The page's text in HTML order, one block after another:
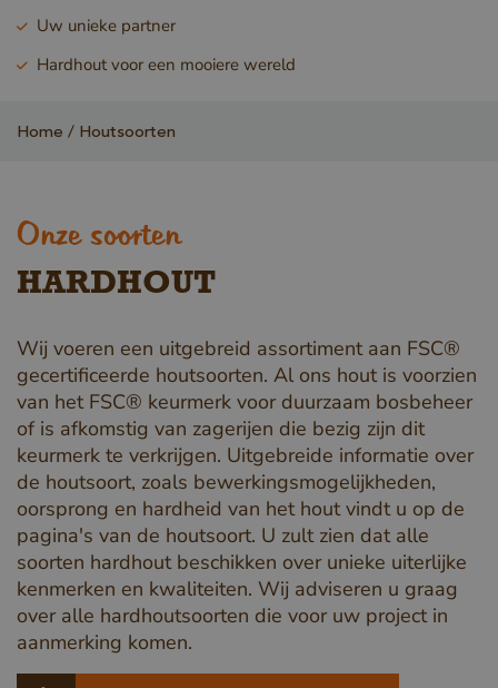
Uw unieke partner
Hardhout voor een mooiere wereld
Home Houtsoorten
Onze soorten
HARDHOUT
Wij voeren een uitgebreid assortiment aan FSC®
gecertificeerde houtsoorten. Al ons hout is voorzien
van het FSC® keurmerk voor duurzaam bosbeheer
of is afkomstig van zagerijen die bezig zijn dit
keurmerk te verkrijgen. Uitgebreide informatie over
de houtsoort, zoals bewerkingsmogelijkheden,
oorsprong en hardheid van het hout vindt u op de
pagina's van de houtsoort. U zult zien dat alle
soorten hardhout beschikken over unieke uiterlijke
kenmerken en kwaliteiten. Wij adviseren u graag
over alle hardhoutsoorten die voor uw project in
aanmerking komen.